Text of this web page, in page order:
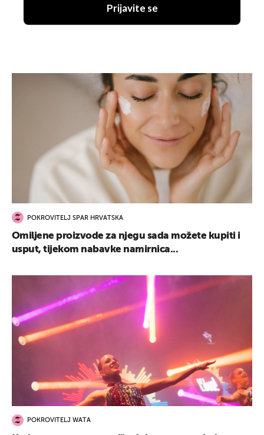
Prijavite se
POKROVITELJ SPAR HRVATSKA
Omiljene proizvode za njegu sada možete kupiti i
usput, tijekom nabavke namirnica...
POKROVITELJ WATA